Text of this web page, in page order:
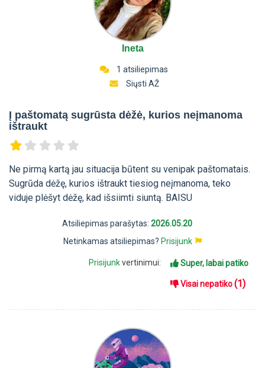
Ineta
1 atsiliepimas
Siųsti AŽ
Į paštomatą sugrūsta dėžė, kurios neįmanoma
ištraukt
Ne pirmą kartą jau situacija būtent su venipak paštomatais.
Sugrūda dėžę, kurios ištraukt tiesiog neįmanoma, teko
viduje plėšyt dėžę, kad išsiimti siuntą. BAISU
Atsiliepimas parašytas: 2026.05.20
Netinkamas atsiliepimas? Prisijunk
Prisijunkvertinimui: Super, labai patiko
Visai nepatiko(1)